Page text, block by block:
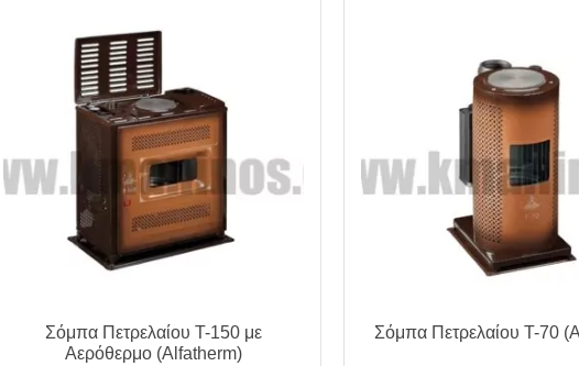
Σόμπα Πετρελαίου T-150 με
Αερόθερμο (Alfatherm)
Σόμπα Πετρελαίου T-70